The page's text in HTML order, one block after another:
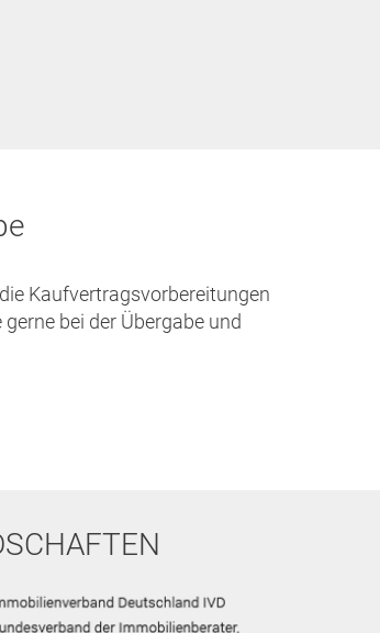
Kaufvertragsvorbereitungen
bei der Übergabe und